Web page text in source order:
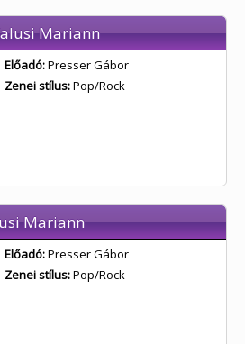
Mariann
Előadó:Presser Gábor
Zenei stílus:Pop/Rock
Mariann
Előadó:Presser Gábor
Zenei stílus:Pop/Rock